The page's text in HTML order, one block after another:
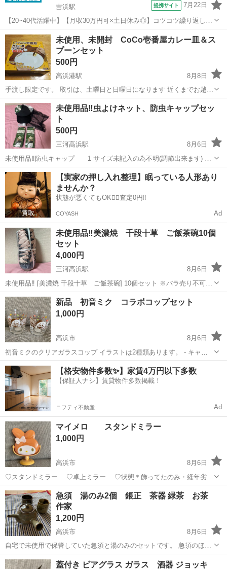
吉浜駅
提携サイト 7月22日
【20~40代活躍中】【月収30万円可×土日休み◎】コツコツ繰り返し☆
セラミック製品の運搬◎駅チカ徒歩7分♪《JMMG1C》 詳細情報 ＼セ
ラミック製品の運搬など！／ 大手会社の子会社なので施設が充実して
います！ コンプラ...
愛知 高浜市 吉浜駅 その他
未使用、未開封 CoCo壱番屋カレー皿＆ス
プーンセット
500円
高浜港駅
8月8日
手渡し限定です。 取引は、土曜日と日曜日になります 近くまでお越し
くださるのでしたら平日夜も可能です✨（応相談）
愛知 高浜市 高浜港駅
未使用品‼️虫よけネット、防虫キャップセッ
ト
500円
三河高浜駅
8月6日
未使用品‼️防虫キャップ 1 サイズ未記入の為不明(調節出来ます) 未
使用品‼️ フェイスガードネット 2 サイズ 直径約60cm 高さ 約
60cm 素材 ポリエステル100% ※取りに来られる方でお願い致しま...
愛知 高浜市 三河高浜駅 家庭用品 ネット
【実家の押し入れ整理】眠っている人形あり
ませんか？
状態が悪くてもOK🙆‍♀️査定0円‼️
COYASH Ad
未使用品‼️美濃焼 千段十草 ご飯茶碗10個
セット
4,000円
三河高浜駅
8月6日
未使用品‼️ [美濃焼 千段十草 ご飯茶碗] 10個セット ※バラ売り不可。
寸法 横約11cm 高さ 約6cm ※取りに来られる方でお願い致しま
す。 ※キャンセル、返品不可。 ※24時間以内にご返信致...
愛知 高浜市 三河高浜駅
新品 初音ミク コラボコップセット
1,000円
高浜市
8月6日
初音ミクのクリアガラスコップ イラストは2種類あります。 - キャラ
クター: 初音ミク - 数量: 2個 - デザイン: 紅葉・落葉モチーフ - 素材:
ガラス 新品未使用ですが、自宅保管にご理解いただける方のみご購入
を...
愛知 高浜市 生活雑貨
【格安物件多数✨】家賃4万円以下多数
【保証人ナシ】賃貸物件多数掲載！
ニフティ不動産 Ad
マイメロ スタンドミラー
1,000円
高浜市
8月6日
♡スタンドミラー ♡卓上ミラー ♡状態＊飾ってたのみ・経年劣化
により変色あり。画像添付。 また角度調整する時硬い感じがします
が、問題なく調整できるので大丈夫だと思います。 鏡の1部に小さい
スレあり、下の部分なのであまり...
愛知 高浜市 生活雑貨 ミラー
急須 湯のみ2個 鋹正 茶器 緑茶 お茶
作家
1,200円
高浜市
8月6日
自宅で未使用で保管していた急須と湯のみのセットです。 急須のほう
に作家名が書いてありますが、どこのお品の物か分からないので、窯
元はよくわかりませんが、材質ともにとても良いものだと思います！
愛知 高浜市 生活雑貨
蓋付き ビアグラス ガラス 酒器 ジョッキ